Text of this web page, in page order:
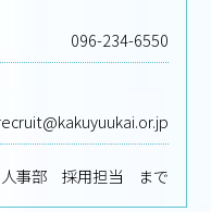
096-234-6550
人事部 採用担当 まで